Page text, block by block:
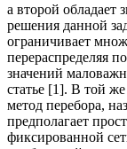
а второй обладает
решения данной
ограничивает
перераспределяя
значений
статье [1]. В той
метод перебора,
предполагает
фиксированной